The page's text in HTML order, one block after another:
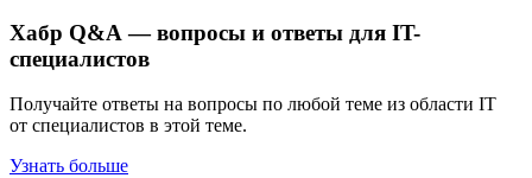
Хабр Q&A — вопросы и ответы для IT-
специалистов
Получайте ответы на вопросы по любой теме из области IT
от специалистов в этой теме.
Узнать больше